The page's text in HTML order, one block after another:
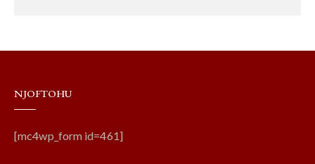
NJOFTOHU
[mc4wp_form id=461]